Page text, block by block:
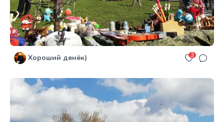
Хороший денёк) 3